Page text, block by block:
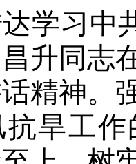
学习中
升同志
精神。
旱工